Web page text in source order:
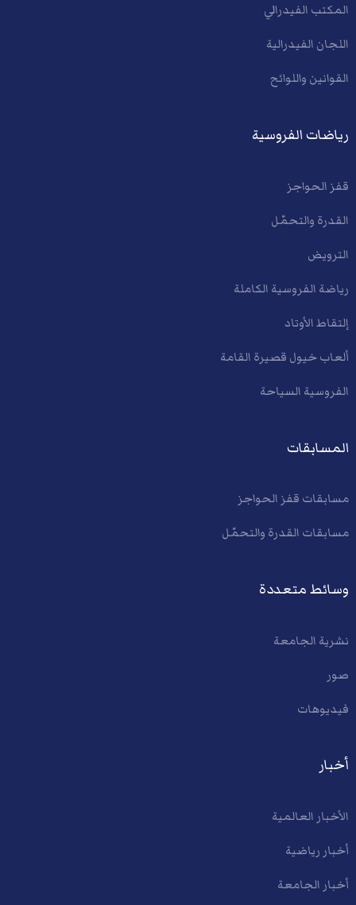
المكتب الفيدرالي
اللجان الفيدرالية
القوانين واللوائح
رياضات الفروسية
قفز الحواجز
القدرة والتحمّل
الترويض
رياضة الفروسية الكاملة
إلتقاط الأوتاد
ألعاب خيول قصيرة القامة
الفروسية السياحة
المسابقات
مسابقات قفز الحواجز
مسابقات القدرة والتحمّل
وسائط متعددة
نشرية الجامعة
صور
فيديوهات
أخبار
الأخبار العالمية
أخبار رياضية
أخبار الجامعة